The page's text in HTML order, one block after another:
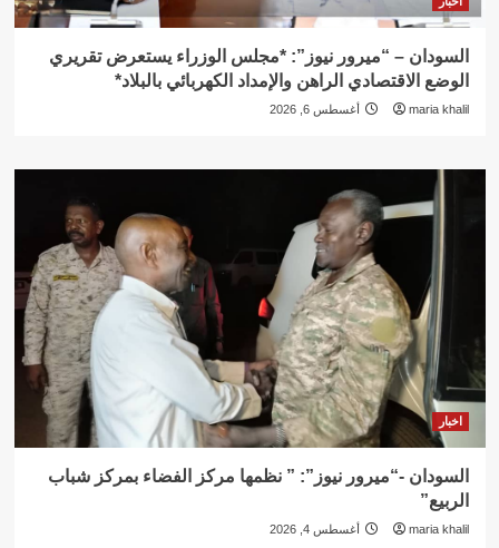
السودان – “ميرور نيوز”: *مجلس الوزراء يستعرض تقريري
الوضع الاقتصادي الراهن والإمداد الكهربائي بالبلاد*
maria khalil أغسطس 6, 2026
اخبار
السودان -“ميرور نيوز”: ” نظمها مركز الفضاء بمركز شباب
الربيع”
maria khalil أغسطس 4, 2026